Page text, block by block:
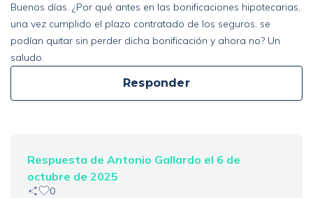
Buenos días. ¿Por qué antes en las bonificaciones hipotecarias,
una vez cumplido el plazo contratado de los seguros, se
podían quitar sin perder dicha bonificación y ahora no? Un
saludo.
Responder
Respuesta de Antonio Gallardo el 6 de
octubre de 2025
0